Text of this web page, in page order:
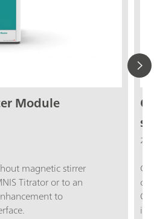
Module
magnetic stirrer
Titrator or to an
to